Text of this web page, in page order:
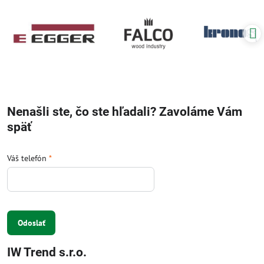
Nenašli ste, čo ste hľadali? Zavoláme Vám
späť
Váš telefón *
Odoslať
IW Trend s.r.o.